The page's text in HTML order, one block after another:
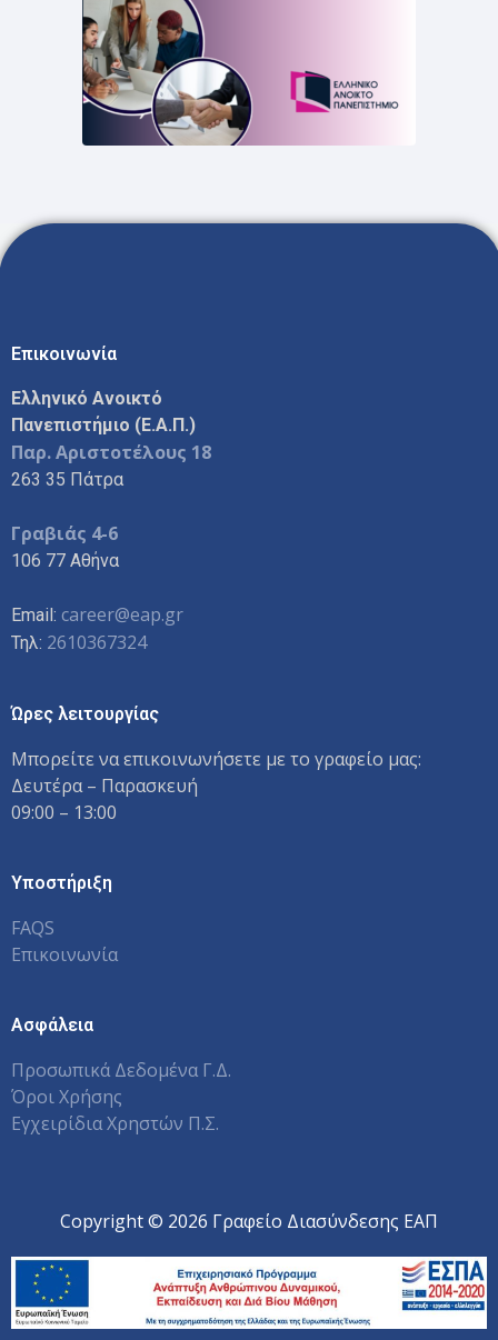
Επικοινωνία
Ελληνικό Ανοικτό
Πανεπιστήμιο (Ε.Α.Π.)
Παρ. Αριστοτέλους 18
263 35 Πάτρα
Γραβιάς 4-6
106 77 Αθήνα
Email: career@eap.gr
Τηλ: 2610367324
Ώρες λειτουργίας
Μπορείτε να επικοινωνήσετε με το γραφείο μας:
Δευτέρα – Παρασκευή
09:00 – 13:00
Υποστήριξη
FAQS
Επικοινωνία
Ασφάλεια
Προσωπικά Δεδομένα Γ.Δ.
Όροι Χρήσης
Εγχειρίδια Χρηστών Π.Σ.
Copyright © 2026 Γραφείο Διασύνδεσης ΕΑΠ